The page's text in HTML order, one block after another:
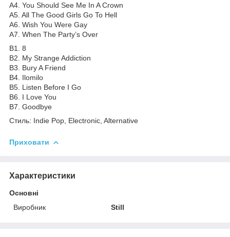
A4. You Should See Me In A Crown
A5. All The Good Girls Go To Hell
A6. Wish You Were Gay
A7. When The Party’s Over
B1. 8
B2. My Strange Addiction
B3. Bury A Friend
B4. Ilomilo
B5. Listen Before I Go
B6. I Love You
B7. Goodbye
Стиль: Indie Pop, Electronic, Alternative
Приховати
Характеристики
Основні
Виробник
Still